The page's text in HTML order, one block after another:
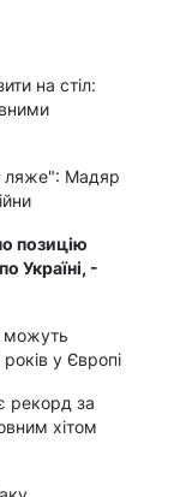
на стіл:
ляже": Мадяр
позицію
Україні, -
можуть
у Європі
рекорд за
хітом